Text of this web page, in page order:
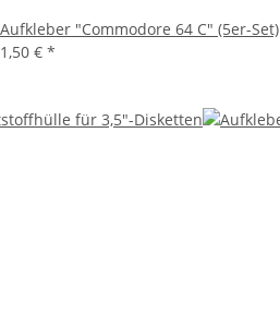
Aufkleber "Commodore 64 C" (5er-Set)
1,50 € *